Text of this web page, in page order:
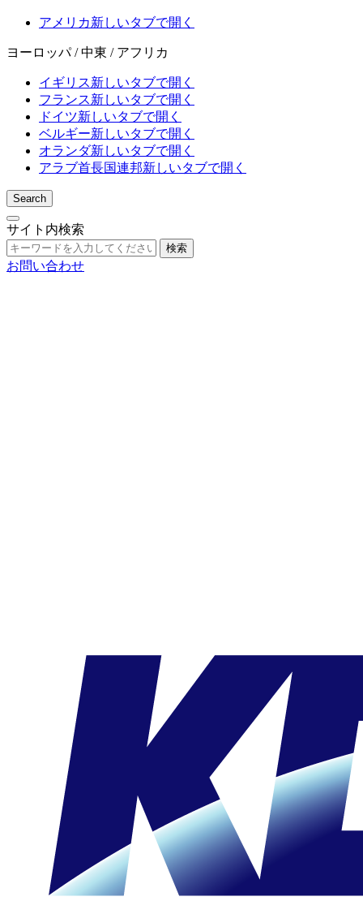
アメリカ新しいタブで開く
ヨーロッパ / 中東 / アフリカ
イギリス新しいタブで開く
フランス新しいタブで開く
ドイツ新しいタブで開く
ベルギー新しいタブで開く
オランダ新しいタブで開く
アラブ首長国連邦新しいタブで開く
Search
サイト内検索
検索
お問い合わせ